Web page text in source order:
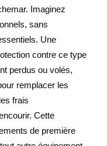
Imaginez
sans
Une
contre ce type
perdus ou volés,
remplacer les
frais
Cette
de première